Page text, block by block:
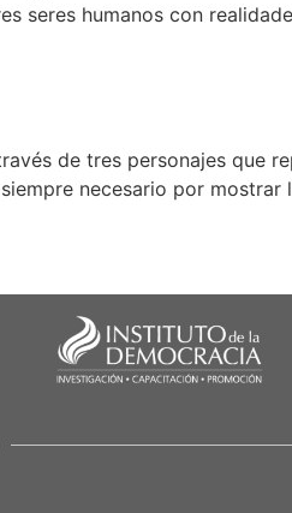
seres humanos con
de tres personajes que
necesario por